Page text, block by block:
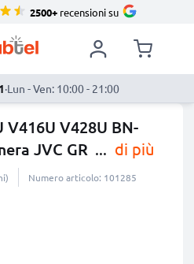
2500+recensioni su
·Lun - Ven: 10:00 - 21:00
V428U BN-
JVC GR ... di più
Numero articolo: 101285